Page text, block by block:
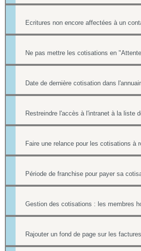
Ecritures non encore affectées à un
Date de dernière cotisation dans
Faire une relance pour les cotisations à
Période de franchise pour payer sa
Rajouter un fond de page sur les factures